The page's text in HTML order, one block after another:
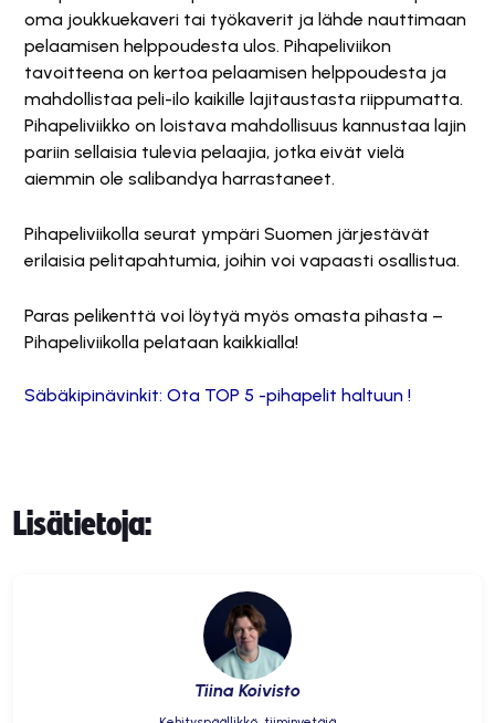
oma joukkuekaveri tai työkaverit ja lähde nauttimaan
pelaamisen helppoudesta ulos. Pihapeliviikon
tavoitteena on kertoa pelaamisen helppoudesta ja
mahdollistaa peli-ilo kaikille lajitaustasta riippumatta.
Pihapeliviikko on loistava mahdollisuus kannustaa lajin
pariin sellaisia tulevia pelaajia, jotka eivät vielä
aiemmin ole salibandya harrastaneet.
Pihapeliviikolla seurat ympäri Suomen järjestävät
erilaisia pelitapahtumia, joihin voi vapaasti osallistua.
Paras pelikenttä voi löytyä myös omasta pihasta –
Pihapeliviikolla pelataan kaikkialla!
Säbäkipinävinkit: Ota TOP 5 -pihapelit haltuun !
Lisätietoja:
Tiina Koivisto